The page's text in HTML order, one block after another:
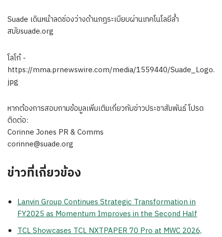
Suade เดินหน้าลดช่องว่างด้านกฎระเบียบผ่านเทคโนโลยีล้ำ
สมัยsuade.org
โลโก้ -
https://mma.prnewswire.com/media/1559440/Suade_Logo.
jpg
หากต้องการสอบถามข้อมูลเพิ่มเติมเกี่ยวกับข่าวประชาสัมพันธ์ โปรด
ติดต่อ:
Corinne Jones PR & Comms
corinne@suade.org
ข่าวที่เกี่ยวข้อง
Lanvin Group Continues Strategic Transformation in
FY2025 as Momentum Improves in the Second Half
TCL Showcases TCL NXTPAPER 70 Pro at MWC 2026,